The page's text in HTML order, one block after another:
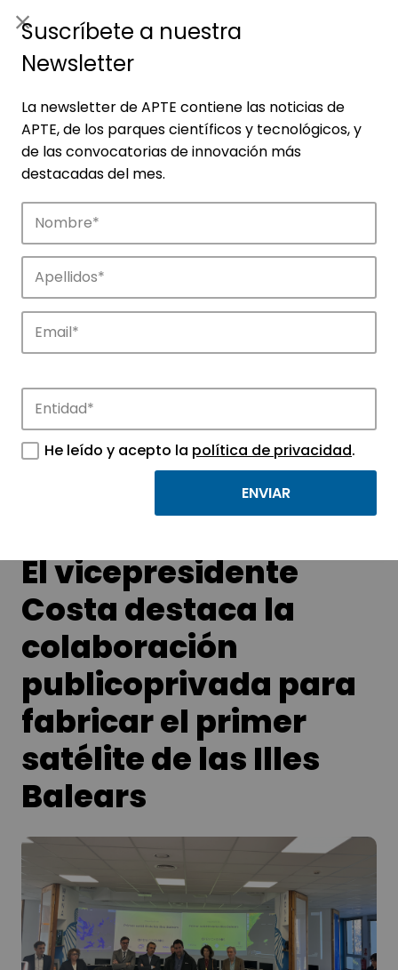
Conoce las noticias más destacadas de
APTE y sus parques científicos y
El vicepresidente
Costa destaca la
colaboración
publicoprivada para
fabricar el primer
satélite de las Illes
Balears
Suscríbete a nuestra
Newsletter
La newsletter de APTE contiene las noticias de
APTE, de los parques científicos y tecnológicos, y
de las convocatorias de innovación más
destacadas del mes.
He leído y acepto la política de privacidad.